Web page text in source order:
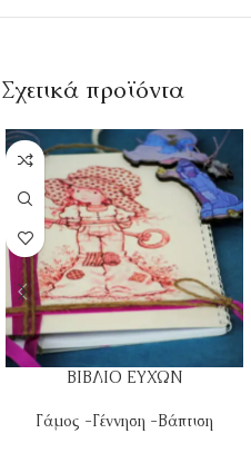
Σχετικά προϊόντα
ΒΙΒΛΙΟ ΕΥΧΩΝ
Γάμος -Γέννηση -Βάπτιση